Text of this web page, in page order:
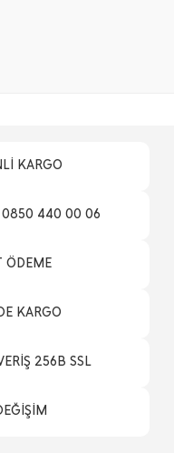
KARGO
0850 440 00 06
ÖDEME
KARGO
256B SSL